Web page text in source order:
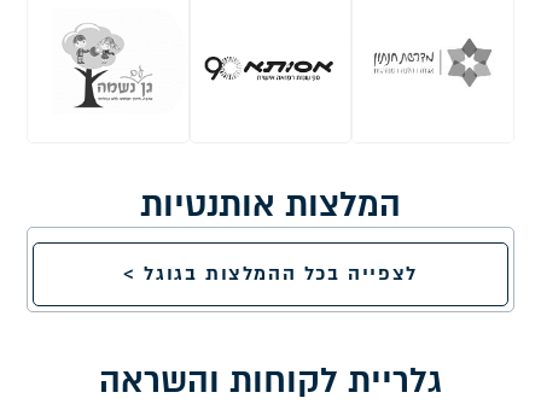
המלצות אותנטיות
לצפייה בכל ההמלצות בגוגל >
גלריית לקוחות והשראה